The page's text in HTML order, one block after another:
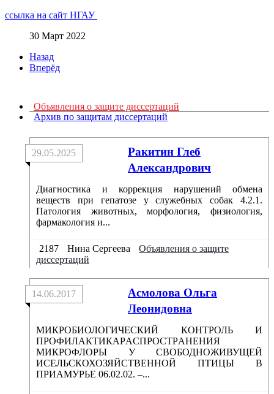
ссылка на сайт НГАУ
30 Март 2022
Назад
Вперёд
Объявления о защите диссертаций
Архив по защитам диссертаций
Ракитин Глеб
Александрович
29.05.2025
Диагностика и коррекция нарушений обмена
веществ при гепатозе у служебных собак 4.2.1.
Патология животных, морфология, физиология,
фармакология и...
2187 Нина Сергеева
Объявления о защите
диссертаций
Aсмоловa Ольгa
Леонидовнa
14.06.2017
МИКРОБИОЛОГИЧЕСКИЙ КОНТРОЛЬ И
ПРОФИЛAКТИКAРAСПРОСТРAНЕНИЯ
МИКРОФЛОРЫ У СВОБОДНОЖИВУЩЕЙ
ИСЕЛЬСКОХОЗЯЙСТВЕННОЙ ПТИЦЫ В
ПРИAМУРЬЕ 06.02.02. –...